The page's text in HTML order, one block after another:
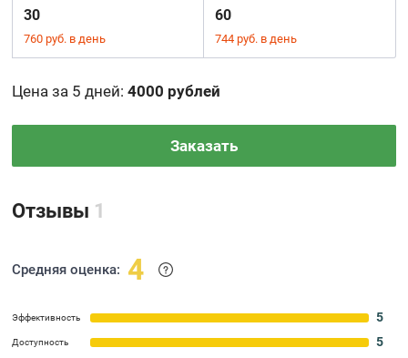
30
760 руб. в день
60
744 руб. в день
Цена за 5 дней:4000 рублей
Заказать
Отзывы 1
Средняя оценка: 4
Эффективность 5
Доступность 5